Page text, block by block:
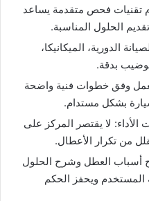
تقنيات فحص متقدمة يساعد
الحلول المناسبة.
الدورية، الميكانيكا،
بدقة.
العمل وفق خطوات فنية واضحة
بشكل مستدام.
لا يقتصر المركز على
من تكرار الأعطال.
أسباب العطل وشرح الحلول
المستخدم ويحفز الحكم